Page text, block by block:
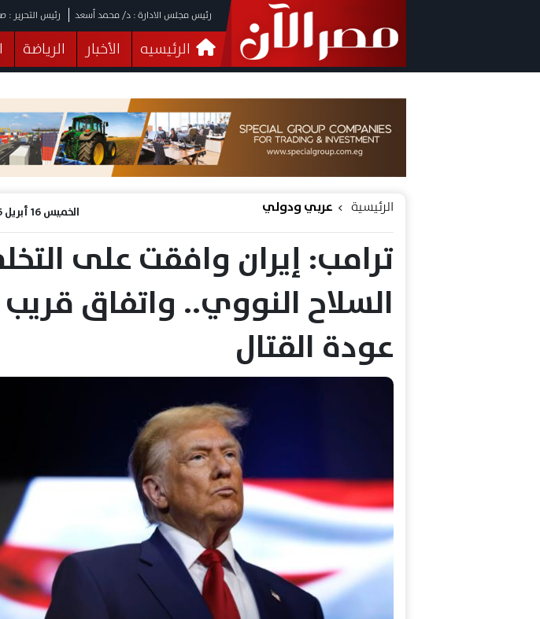
رئيس مجلس الادارة : د/ محمد أسعد رئيس التحرير
الرئيسيه الأخبار الرياضة
فيديوهات
البرلمان صحة
الخميس 16 أبريل 2026 | 09:01 م الرئيسية عربي ودولي
ترامب: إيران وافقت على
السلاح النووي.. واتفاق قريب
عودة القتال